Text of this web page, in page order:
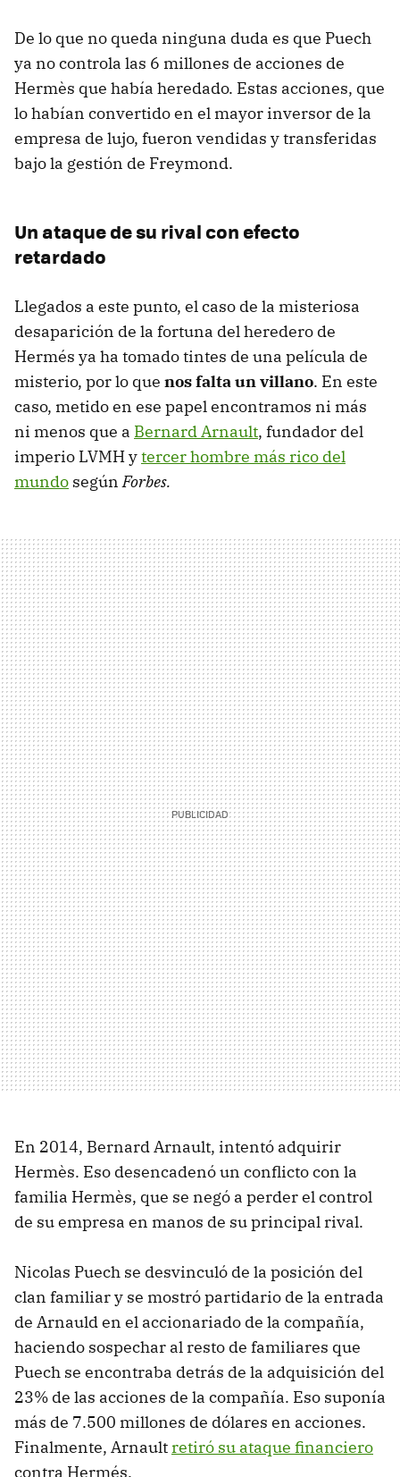
De lo que no queda ninguna duda es que Puech
ya no controla las 6 millones de acciones de
Hermès que había heredado. Estas acciones, que
lo habían convertido en el mayor inversor de la
empresa de lujo, fueron vendidas y transferidas
bajo la gestión de Freymond.
Un ataque de su rival con efecto
retardado
Llegados a este punto, el caso de la misteriosa
desaparición de la fortuna del heredero de
Hermés ya ha tomado tintes de una película de
misterio, por lo que nos falta un villano. En este
caso, metido en ese papel encontramos ni más
ni menos que a Bernard Arnault, fundador del
imperio LVMH ytercer hombre más rico del
mundo segúnForbes.
En 2014, Bernard Arnault, intentó adquirir
Hermès. Eso desencadenó un conflicto con la
familia Hermès, que se negó a perder el control
de su empresa en manos de su principal rival.
Nicolas Puech se desvinculó de la posición del
clan familiar y se mostró partidario de la entrada
de Arnauld en el accionariado de la compañía,
haciendo sospechar al resto de familiares que
Puech se encontraba detrás de la adquisición del
23% de las acciones de la compañía. Eso suponía
más de 7.500 millones de dólares en acciones.
Finalmente, Arnaultretiró su ataque financiero
contra Hermés.